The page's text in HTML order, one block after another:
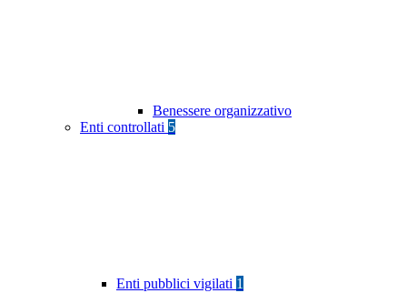
Benessere organizzativo
Enti controllati 5
Enti pubblici vigilati 1